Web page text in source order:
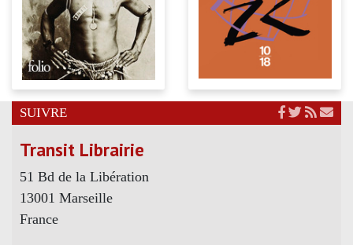
SUIVRE
Transit Librairie
51 Bd de la Libération
13001 Marseille
France